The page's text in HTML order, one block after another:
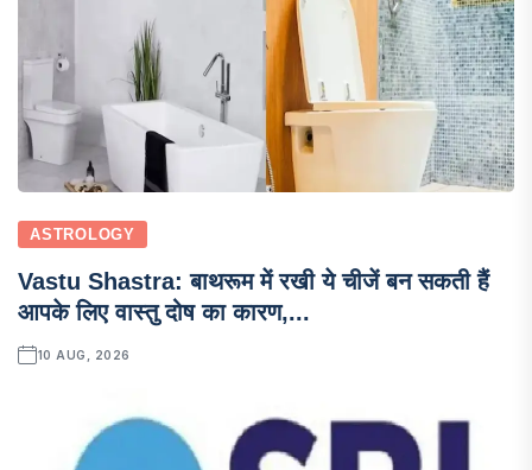
ASTROLOGY
Vastu Shastra: बाथरूम में रखी ये चीजें बन सकती हैं
आपके लिए वास्तु दोष का कारण,...
10 AUG, 2026